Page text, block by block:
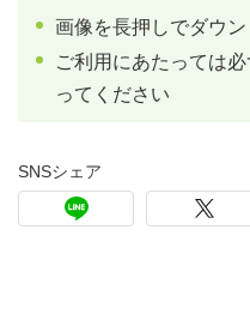
画像を長押しでダウ
ご利用にあたっては必
ってください
SNSシェア